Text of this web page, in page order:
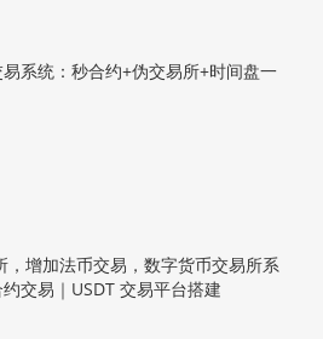
系统：秒合约+伪交易所+时间盘一
增加法币交易，数字货币交易所系
交易｜USDT 交易平台搭建